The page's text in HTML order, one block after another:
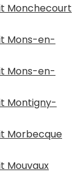
Monchecourt
Mons-en-
Mons-en-
Montigny-
Morbecque
Mouvaux